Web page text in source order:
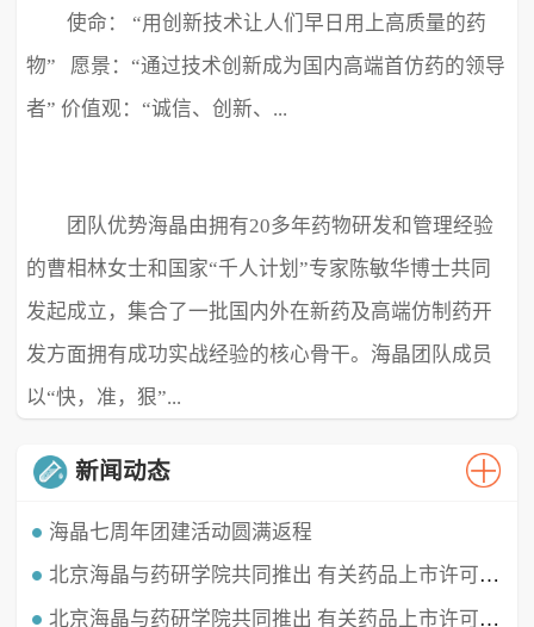
使命： “用创新技术让人们早日用上高质量的药
物” 愿景：“通过技术创新成为国内高端首仿药的领导
者” 价值观：“诚信、创新、...
极致、超越” ...
团队优势海晶由拥有20多年药物研发和管理经验
的曹相林女士和国家“千人计划”专家陈敏华博士共同
发起成立，集合了一批国内外在新药及高端仿制药开
发方面拥有成功实战经验的核心骨干。海晶团队成员
以“快，准，狠”...
新闻动态
海晶七周年团建活动圆满返程
时光穿梭，白驹过隙，海晶已经七周岁啦！这七年我们携手同行，履践致远，砥砺深耕。值此海晶周年庆典之北京海晶与药研学院共同推出 有关药品上市许可持有人（MAH）的直播课程
北京海晶生物医药科技有限公司董事长兼总经理曹相林女士再次受邀做客药研学院直播间，对药品上市许可持有
北京海晶与药研学院共同推出 有关药品上市许可持有人（MAH）的直播课程